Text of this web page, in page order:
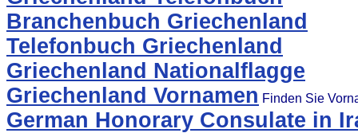
Branchenbuch Griechenland
Telefonbuch Griechenland
Griechenland Nationalflagge
Griechenland Vornamen Finden Sie
German Honorary Consulate in